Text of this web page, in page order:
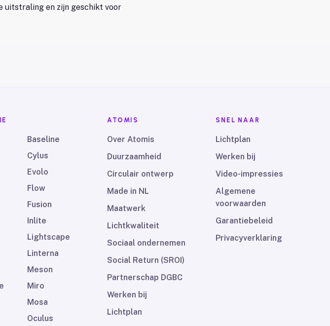
uitstraling en zijn geschikt voor
Baseline
Cylus
Evolo
Flow
Fusion
Inlite
Lightscape
Linterna
Meson
Miro
Mosa
Oculus
ATOMIS
Over Atomis
Duurzaamheid
Circulair ontwerp
Made in NL
Maatwerk
Lichtkwaliteit
Sociaal ondernemen
Social Return (SROI)
Partnerschap DGBC
Werken bij
Lichtplan
SNEL NAAR
Lichtplan
Werken bij
Video-impressies
Algemene
voorwaarden
Garantiebeleid
Privacyverklaring